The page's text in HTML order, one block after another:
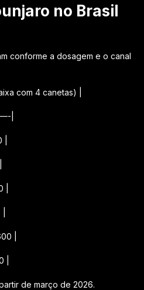
no Brasil
conforme a dosagem e o canal
com 4 canetas) |
|
|
|
|
de março de 2026.